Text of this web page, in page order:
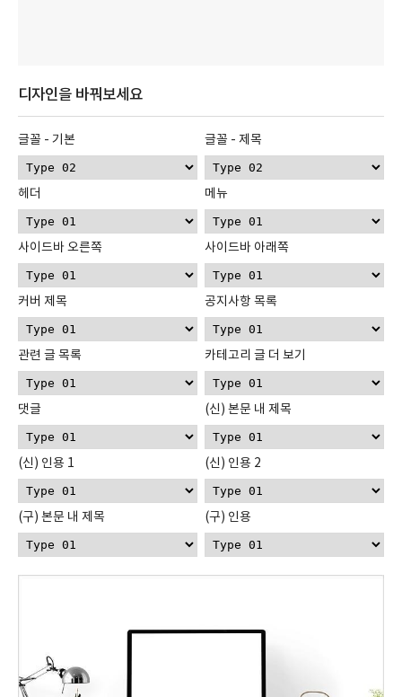
디자인을 바꿔보세요
글꼴 - 기본 글꼴 - 제목
헤더 메뉴
사이드바 오른쪽 사이드바 아래쪽
커버 제목 공지사항 목록
관련 글 목록 카테고리 글 더 보기
댓글 (신) 본문 내 제목
(신) 인용 1 (신) 인용 2
(구) 본문 내 제목 (구) 인용